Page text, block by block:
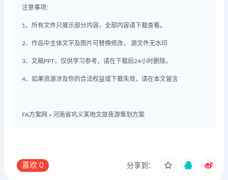
注意事项：
1、所有文件只展示部分内容，全部内容请下载查看。
2、作品中主体文字及图片可替换修改， 源文件无水印
3、文稿PPT，仅供学习参考，请在下载后24小时删除。
4、如果资源涉及你的合法权益或下载失效，请在本文留言
FA方案网 » 河南省巩义某地文旅夜游策划方案
喜欢 0 分享到：